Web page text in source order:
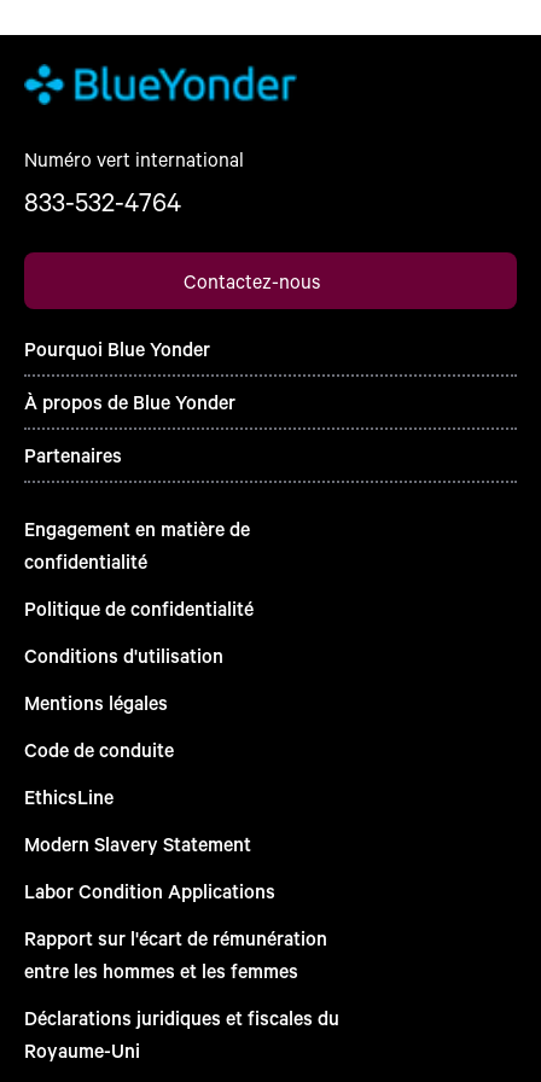
Numéro vert international
833-532-4764
Contactez-nous
Pourquoi Blue Yonder
À propos de Blue Yonder
Partenaires
Engagement en matière de
confidentialité
Politique de confidentialité
Conditions d'utilisation
Mentions légales
Code de conduite
EthicsLine
Modern Slavery Statement
Labor Condition Applications
Rapport sur l'écart de rémunération
entre les hommes et les femmes
Déclarations juridiques et fiscales du
Royaume-Uni